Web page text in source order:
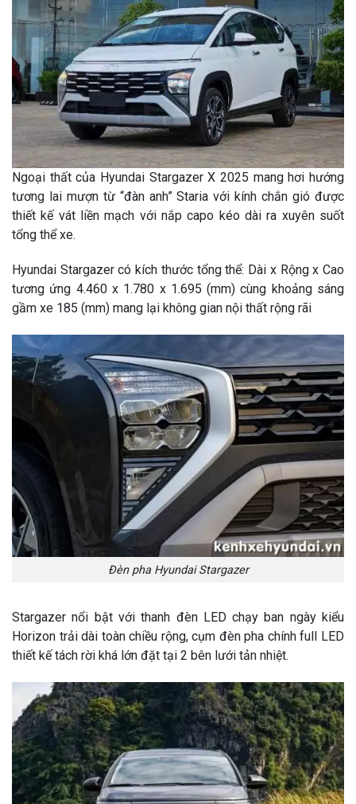
Ngoại thất của Hyundai Stargazer X 2025 mang hơi hướng
tương lai mượn từ “đàn anh” Staria với kính chắn gió được
thiết kế vát liền mạch với nắp capo kéo dài ra xuyên suốt
tổng thể xe.
Hyundai Stargazer có kích thước tổng thể: Dài x Rộng x Cao
tương ứng 4.460 x 1.780 x 1.695 (mm) cùng khoảng sáng
gầm xe 185 (mm) mang lại không gian nội thất rộng rãi
Đèn pha Hyundai Stargazer
Stargazer nổi bật với thanh đèn LEDchạy ban ngày kiểu
Horizon trải dài toàn chiều rộng, cụm đèn pha chính full LED
thiết kế tách rời khá lớn đặt tại 2 bên lưới tản nhiệt.